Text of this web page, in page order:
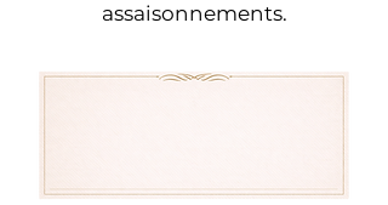
assaisonnements.